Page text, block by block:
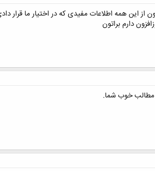
این همه اطلاعات مفیدی که در اختیار ما قرار
دارم براتون
مطالب خوب شما.